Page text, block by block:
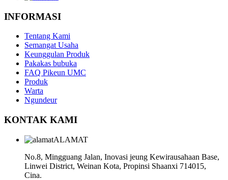
INFORMASI
Tentang Kami
Semangat Usaha
Keunggulan Produk
Pakakas bubuka
FAQ Pikeun UMC
Produk
Warta
Ngundeur
KONTAK KAMI
ALAMAT
No.8, Mingguang Jalan, Inovasi jeung Kewirausahaan Base,
Linwei District, Weinan Kota, Propinsi Shaanxi 714015,
Cina.